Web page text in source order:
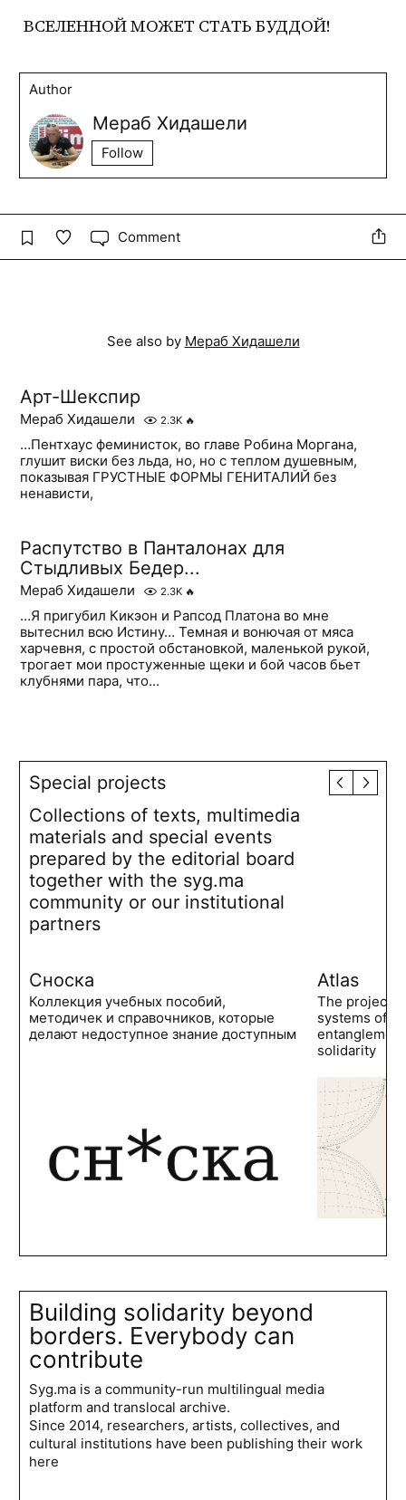
ВСЕЛЕННОЙ МОЖЕТ СТАТЬ БУДДОЙ!
Author
Мераб Хидашели
Follow
Comment
See also by Мераб Хидашели
Арт-Шекспир
Мераб Хидашели 2.3K 🔥
…Пентхаус феминисток, во главе Робина Моргана,
глушит виски без льда, но, но с теплом душевным,
показывая ГРУСТНЫЕ ФОРМЫ ГЕНИТАЛИЙ без
ненависти,
Распутство в Панталонах для
Стыдливых Бедер...
Мераб Хидашели 2.3K 🔥
…Я пригубил Кикэон и Рапсод Платона во мне
вытеснил всю Истину… Темная и вонючая от мяса
харчевня, с простой обстановкой, маленькой рукой,
трогает мои простуженные щеки и бой часов бьет
клубнями пара, что...
Special projects
Collections of texts, multimedia
materials and special events
prepared by the editorial board
together with the syg.ma
community or our institutional
partners
Сноска
Коллекция учебных пособий,
методичек и справочников, которые
делают недоступное знание доступным
Atlas
The project
systems of
solidarity
Building solidarity beyond
borders. Everybody can
contribute
Syg.ma is a community-run multilingual media
platform and translocal archive.
Since 2014, researchers, artists, collectives, and
cultural institutions have been publishing their work
here